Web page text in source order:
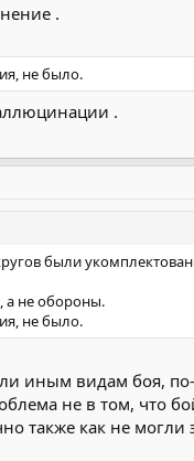
.
не было.
.
были
а не обороны.
не было.
иным видам боя,
не в том, что
также как не